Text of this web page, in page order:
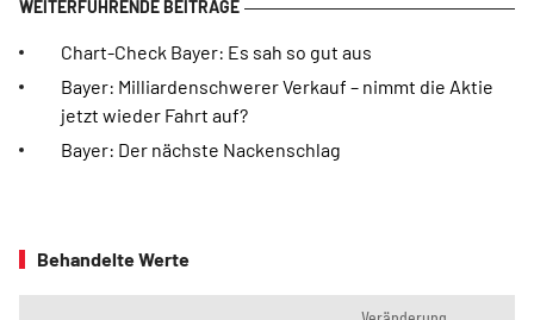
Chart-Check Bayer: Es sah so gut aus
Bayer: Milliardenschwerer Verkauf – nimmt die Aktie
jetzt wieder Fahrt auf?
Bayer: Der nächste Nackenschlag
Behandelte Werte